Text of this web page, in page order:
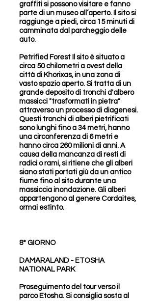
graffiti si possono visitare e fanno
parte di un museo all’aperto. Il sito si
raggiunge a piedi, circa 15 minuti di
camminata dal parcheggio delle
auto.
Petrified Forest Il sito è situato a
circa 50 chilometri a ovest della
città di Khorixas, in una zona di
vasto spazio aperto. Si tratta di un
grande deposito di tronchi d'albero
massicci "trasformati in pietra"
attraverso un processo di diagenesi.
Questi tronchi di alberi pietrificati
sono lunghi fino a 34 metri, hanno
una circonferenza di 6 metri e
hanno circa 260 milioni di anni. A
causa della mancanza di resti di
radici o rami, si ritiene che gli alberi
siano stati portati giù da un antico
fiume fino al sito durante una
massiccia inondazione. Gli alberi
appartengono al genere Cordaites,
ormai estinto.
8° GIORNO
DAMARALAND - ETOSHA
NATIONAL PARK
Proseguimento del tour verso il
parco Etosha. Si consiglia sosta al